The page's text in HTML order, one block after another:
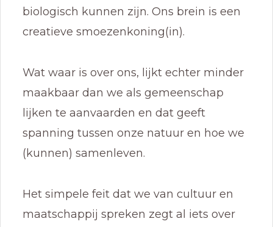
biologisch kunnen zijn. Ons brein is een
creatieve smoezenkoning(in).
Wat waar is over ons, lijkt echter minder
maakbaar dan we als gemeenschap
lijken te aanvaarden en dat geeft
spanning tussen onze natuur en hoe we
(kunnen) samenleven.
Het simpele feit dat we van cultuur en
maatschappij spreken zegt al iets over